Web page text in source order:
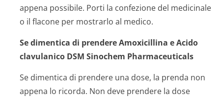
appena possibile. Porti la confezione del medicinale
o il flacone per mostrarlo al medico.
Se dimentica di prendere Amoxicillina e Acido
clavulanico DSM Sinochem Pharmaceuticals
Se dimentica di prendere una dose, la prenda non
appena lo ricorda. Non deve prendere la dose